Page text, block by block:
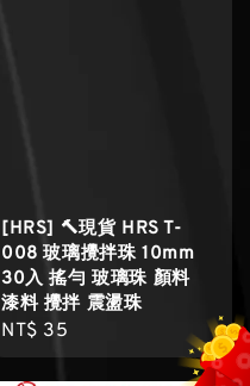
[HRS] 🔨現貨 HRS T-
008 玻璃攪拌珠 10mm
30入 搖勻 玻璃珠 顏料
漆料 攪拌 震盪珠
Regular
price
NT$ 35